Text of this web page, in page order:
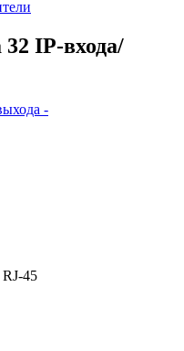
IP-входа/
45